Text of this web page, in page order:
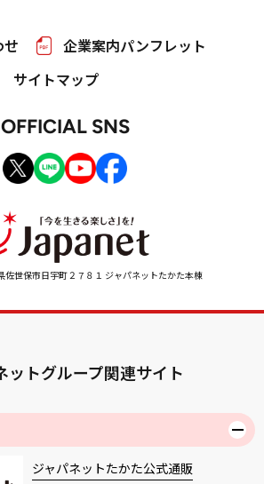
佐世保市日宇町２７８１ ジャパネットたかた本棟
せ
企業案内パンフレット
サイトマップ
OFFICIAL SNS
ットグループ関連サイト
ジャパネットたかた公式通販